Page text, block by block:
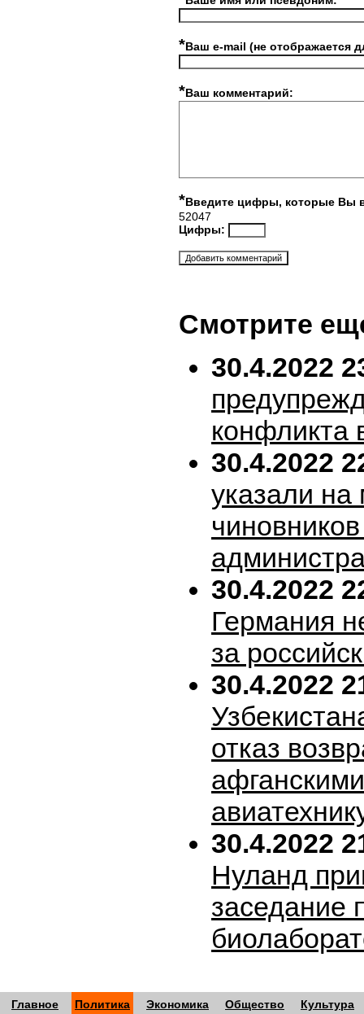
*Ваш e-mail (не отображается
*Ваш комментарий:
*Введите цифры, которые Вы
52047
Цифры:
Смотрите
30.4.2022
конфликта
30.4.2022
указали на
30.4.2022
Германия
за
30.4.2022
отказ
30.4.2022
Нуланд
заседание
Главное Политика Экономика Общество Культура